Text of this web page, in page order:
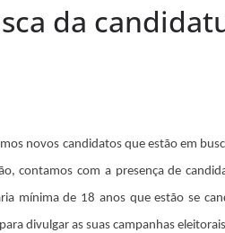
da
novos candidatos que estão em
contamos com a presença de
mínima de 18 anos que estão se
divulgar as suas campanhas